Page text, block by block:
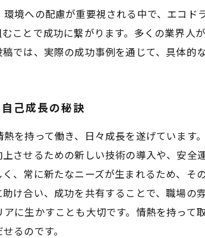
境への配慮が重要視される中で、エコ
ことで成功に繋がります。多くの業界
では、実際の成功事例を通じて、具体的
己成長の秘訣
を持って働き、日々成長を遂げています
させるための新しい技術の導入や、安
、常に新たなニーズが生まれるため、そ
け合い、成功を共有することで、職場の
に生かすことも大切です。情熱を持っ
るのです。